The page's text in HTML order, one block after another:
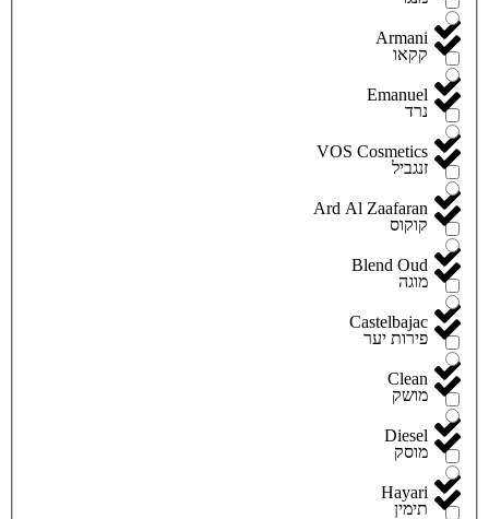
Armani
Emanuel
VOS Cosmetics
Ard Al Zaafaran
Blend Oud
Castelbajac
Clean
Diesel
Hayari
קקאו
נרד
זנגביל
קוקוס
מוגה
פירות יער
מושק
מוסק
תימין